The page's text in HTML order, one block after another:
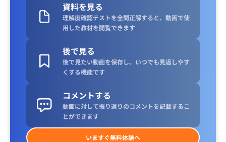
資料を見る
理解度確認テストを全問正解すると、動画で使
用した教材を閲覧できます
後で見る
後で見たい動画を保存し、いつでも見返しやす
くする機能です
コメントする
動画に対して振り返りのコメントを記載するこ
とができます
いますぐ無料体験へ